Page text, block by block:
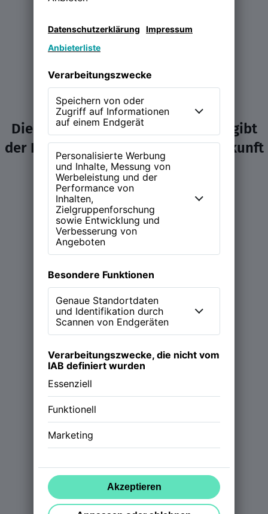
Die NEW WORK Experience (NWX) gibt
der Diskussion über Arbeit und Zukunft
ein Zuhause.
Learn more
Magazin
Über NWX